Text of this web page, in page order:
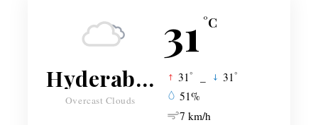
31 °C
Hyderabad
Overcast Clouds
31° 31°
51%
7 km/h